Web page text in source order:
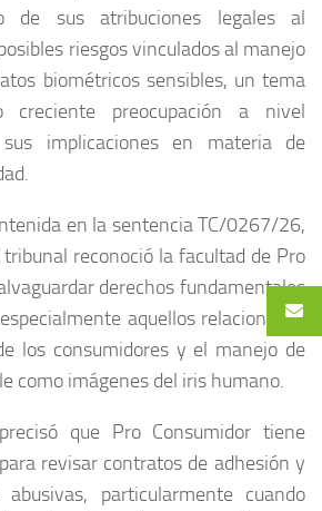
de sus atribuciones legales al
riesgos vinculados al manejo
biométricos sensibles, un tema
creciente preocupación a nivel
implicaciones en materia de
en la sentencia TC/0267/26,
reconoció la facultad de Pro
derechos fundamentales
aquellos relacionados
los consumidores y el manejo de
como imágenes del iris humano.
que Pro Consumidor tiene
revisar contratos de adhesión y
abusivas, particularmente cuando